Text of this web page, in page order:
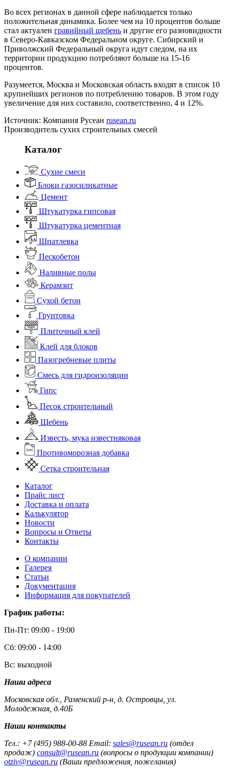
Во всех регионах в данной сфере наблюдается только
положительная динамика. Более чем на 10 процентов больше
стал актуален гравийный щебень и другие его разновидности
в Северо-Кавказском Федеральном округе. Сибирский и
Приволжский Федеральный округа идут следом, на их
территории продукцию потребляют больше на 15-16
процентов.
Разумеется, Москва и Московская область входят в список 10
крупнейших регионов по потреблению товаров. В этом году
увеличение для них составило, соответственно, 4 и 12%.
Источник: Компания Русеан rusean.ru
Производитель сухих строительных смесей
Каталог
Сухие смеси
Блоки газосиликатные
Цемент
Штукатурка гипсовая
Штукатурка цементная
Шпатлевка
Пескобетон
Наливные полы
Керамзит
Сухой бетон
Грунтовка
Плиточный клей
Клей для блоков
Пазогребневые плиты
Смесь для гидроизоляции
Гипс
Песок строительный
Щебень
Известь, мука известняковая
Противоморозная добавка
Сетка строительная
Каталог
Прайс лист
Доставка и оплата
Калькулятор
Новости
Вопросы и Ответы
Контакты
О компании
Галерея
Статьи
Документация
Информация для покупателей
График работы:
Пн-Пт: 09:00 - 19:00
Сб: 09:00 - 14:00
Вс: выходной
Наши адреса
Московская обл., Раменский р-н, д. Островцы, ул.
Молодежная, д.40Б
Наши контакты
Тел.: +7 (495) 988-00-88 Email: sales@rusean.ru (отдел
продаж) consult@rusean.ru (вопросы о продукции компании)
otziv@rusean.ru (Ваши предложения, пожелания)